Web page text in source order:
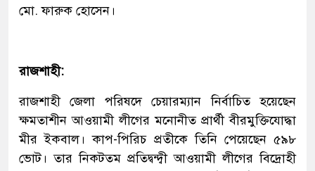
মো. ফারুক হোসেন।
রাজশাহী:
রাজশাহী জেলা পরিষদে চেয়ারম্যান নির্বাচিত হয়েছেন
ক্ষমতাশীন আওয়ামী লীগের মনোনীত প্রার্থী বীরমুক্তিযোদ্ধা
মীর ইকবাল। কাপ-পিরিচ প্রতীকে তিনি পেয়েছেন ৫৯৮
ভোট। তার নিকটতম প্রতিদ্বন্দ্বী আওয়ামী লীগের বিদ্রোহী